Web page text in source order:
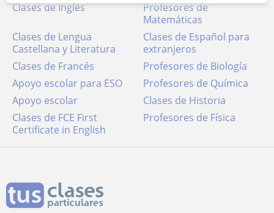
Clases de Inglés
Profesores de
Matemáticas
Clases de Lengua
Castellana y Literatura
Clases de Español para
extranjeros
Clases de Francés
Profesores de Biología
Apoyo escolar para ESO
Profesores de Química
Apoyo escolar
Clases de Historia
Clases de FCE First
Certificate in English
Profesores de Física